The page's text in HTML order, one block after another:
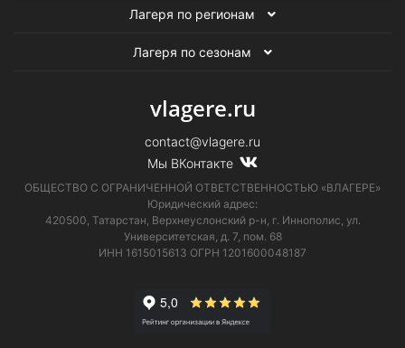
Лагеря по регионам
Лагеря по сезонам
vlagere.ru
contact@vlagere.ru
Мы ВКонтакте
ОБЩЕСТВО С ОГРАНИЧЕННОЙ ОТВЕТСТВЕННОСТЬЮ «ВЛАГЕРЕ»
Юридический адрес:
420500, Татарстан, Верхнеуслонский р-н, г. Иннополис, ул.
Университетская, д. 7, пом. 68
ИНН 1615015613 ОГРН 1201600048187